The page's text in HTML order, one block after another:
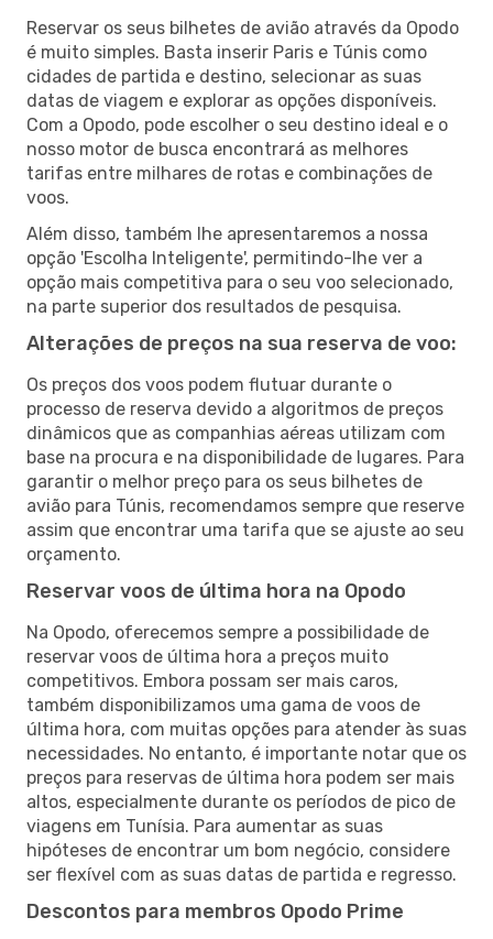
Reservar os seus bilhetes de avião através da Opodo
é muito simples. Basta inserir Paris e Túnis como
cidades de partida e destino, selecionar as suas
datas de viagem e explorar as opções disponíveis.
Com a Opodo, pode escolher o seu destino ideal e o
nosso motor de busca encontrará as melhores
tarifas entre milhares de rotas e combinações de
voos.
Além disso, também lhe apresentaremos a nossa
opção 'Escolha Inteligente', permitindo-lhe ver a
opção mais competitiva para o seu voo selecionado,
na parte superior dos resultados de pesquisa.
Alterações de preços na sua reserva de voo:
Os preços dos voos podem flutuar durante o
processo de reserva devido a algoritmos de preços
dinâmicos que as companhias aéreas utilizam com
base na procura e na disponibilidade de lugares. Para
garantir o melhor preço para os seus bilhetes de
avião para Túnis, recomendamos sempre que reserve
assim que encontrar uma tarifa que se ajuste ao seu
orçamento.
Reservar voos de última hora na Opodo
Na Opodo, oferecemos sempre a possibilidade de
reservar voos de última hora a preços muito
competitivos. Embora possam ser mais caros,
também disponibilizamos uma gama de voos de
última hora, com muitas opções para atender às suas
necessidades. No entanto, é importante notar que os
preços para reservas de última hora podem ser mais
altos, especialmente durante os períodos de pico de
viagens em Tunísia. Para aumentar as suas
hipóteses de encontrar um bom negócio, considere
ser flexível com as suas datas de partida e regresso.
Descontos para membros Opodo Prime